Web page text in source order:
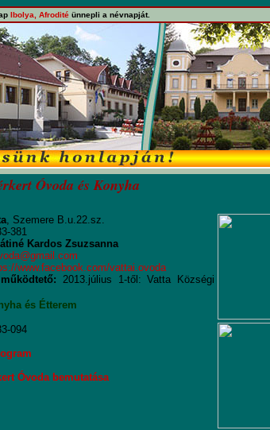
Ibolya, Afrodité ünnepli a névnapját.
Óvoda és Konyha
, Szemere B.u.22.sz.
381
Kardos Zsuzsanna
www.facebook.com/vattai.ovoda
2013.július 1-től: Vatta Községi
és Étterem
094
Óvoda bemutatása